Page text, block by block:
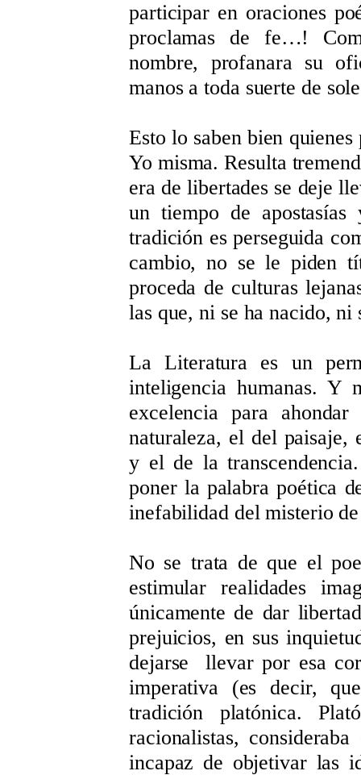
participar en oraciones
proclamas de fe…!
nombre, profanara su
manos a toda suerte de
Esto lo saben bien
Yo misma. Resulta
era de libertades se deje
un tiempo de
tradición es perseguida
cambio, no se le piden
proceda de culturas
las que, ni se ha nacido, ni
La Literatura es un
inteligencia humanas. Y
excelencia para
naturaleza, el del
y el de la
poner la palabra poética
inefabilidad del misterio
No se trata de que el
estimular realidades
únicamente de dar
prejuicios, en sus
dejarse llevar por esa
imperativa (es decir,
tradición platónica.
racionalistas,
incapaz de objetivar las